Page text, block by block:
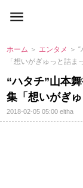
ホーム ＞ エンタメ ＞
「想いがぎゅっと詰ま
“ハタチ”山本
集「想いがぎゅ
2018-02-05 05:00eltha